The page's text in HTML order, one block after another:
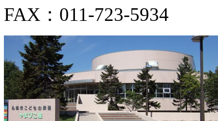
FAX：011-723-5934